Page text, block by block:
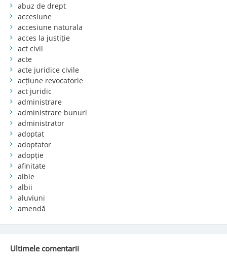
abuz de drept
accesiune
accesiune naturala
acces la justiție
act civil
acte
acte juridice civile
acțiune revocatorie
act juridic
administrare
administrare bunuri
administrator
adoptat
adoptator
adopție
afinitate
albie
albii
aluviuni
amendă
Ultimele comentarii